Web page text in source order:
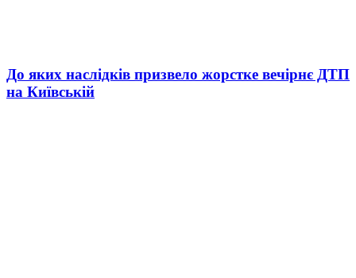
До яких наслідків призвело жорстке вечірнє ДТП
на Київській